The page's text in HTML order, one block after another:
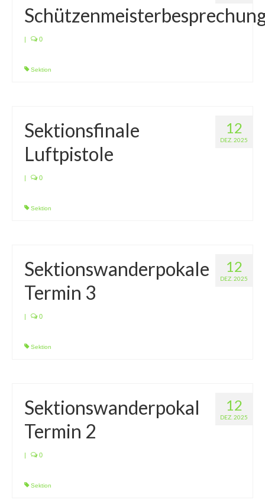
Mitglied werden
Sektion Am Wenzenbach
0
Sektion
12
DEZ. 2025
Sektionsfinale
Luftpistole
0
Sektion
12
DEZ. 2025
Sektionswanderpokale
Termin 3
0
Sektion
12
DEZ. 2025
Sektionswanderpokal
Termin 2
0
Sektion